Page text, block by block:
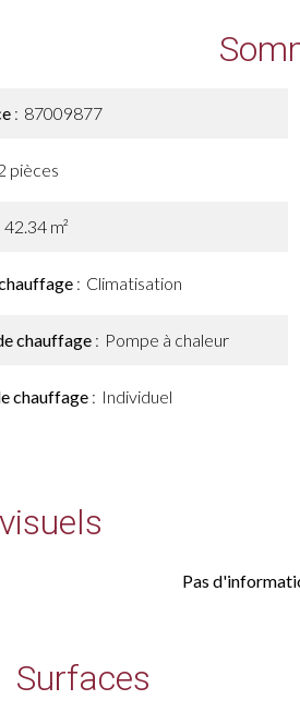
87009877
pièces
42.34 m²
Climatisation
chauffage Pompe à chaleur
chauffage Individuel
Pas
Surfaces